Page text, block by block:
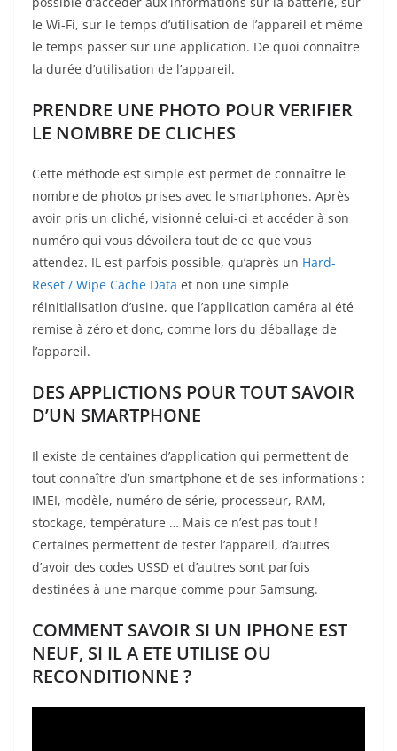
le Wi-Fi, sur le temps d’utilisation de l’appareil et même
le temps passer sur une application. De quoi connaître
la durée d’utilisation de l’appareil.
PRENDRE UNE PHOTO POUR VERIFIER
LE NOMBRE DE CLICHES
Cette méthode est simple est permet de connaître le
nombre de photos prises avec le smartphones. Après
avoir pris un cliché, visionné celui-ci et accéder à son
numéro qui vous dévoilera tout de ce que vous
attendez. IL est parfois possible, qu’après un Hard-
Reset / Wipe Cache Data et non une simple
réinitialisation d’usine, que l’application caméra ai été
remise à zéro et donc, comme lors du déballage de
l’appareil.
DES APPLICTIONS POUR TOUT SAVOIR
D’UN SMARTPHONE
Il existe de centaines d’application qui permettent de
tout connaître d’un smartphone et de ses informations :
IMEI, modèle, numéro de série, processeur, RAM,
stockage, température … Mais ce n’est pas tout !
Certaines permettent de tester l’appareil, d’autres
d’avoir des codes USSD et d’autres sont parfois
destinées à une marque comme pour Samsung.
COMMENT SAVOIR SI UN IPHONE EST
NEUF, SI IL A ETE UTILISE OU
RECONDITIONNE ?